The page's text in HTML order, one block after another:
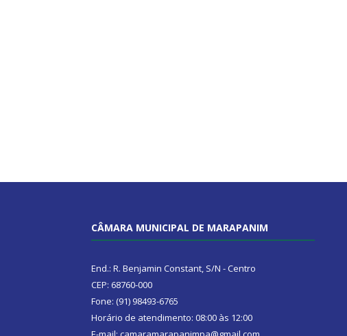
CÂMARA MUNICIPAL DE MARAPANIM
End.: R. Benjamin Constant, S/N - Centro
CEP: 68760-000
Fone: (91) 98493-6765
Horário de atendimento: 08:00 às 12:00